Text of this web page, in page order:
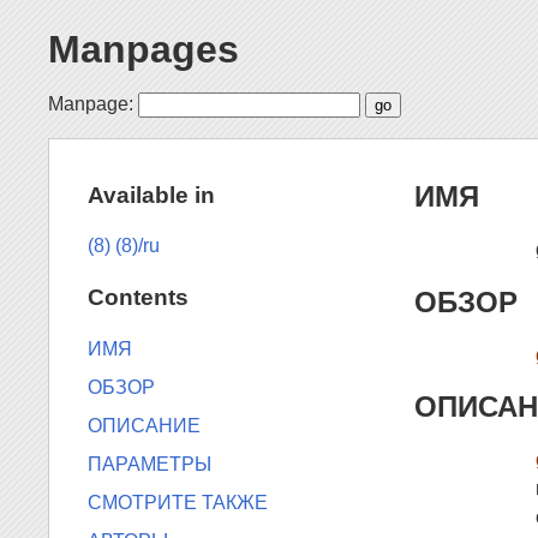
Manpages
Manpage:
ИМЯ
ОБЗОР
Available in
(8) (8)/ru
Contents
ИМЯ
ОБЗОР
ОПИСАНИЕ
ПАРАМЕТРЫ
СМОТРИТЕ ТАКЖЕ